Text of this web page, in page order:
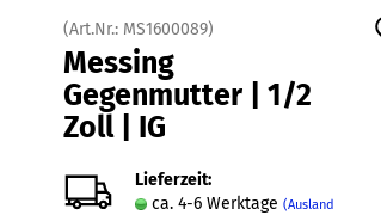
(Art.Nr.: MS1600089)
Messing
Gegenmutter | 1/2
Zoll | IG
Lieferzeit:
ca. 4-6 Werktage (Ausland